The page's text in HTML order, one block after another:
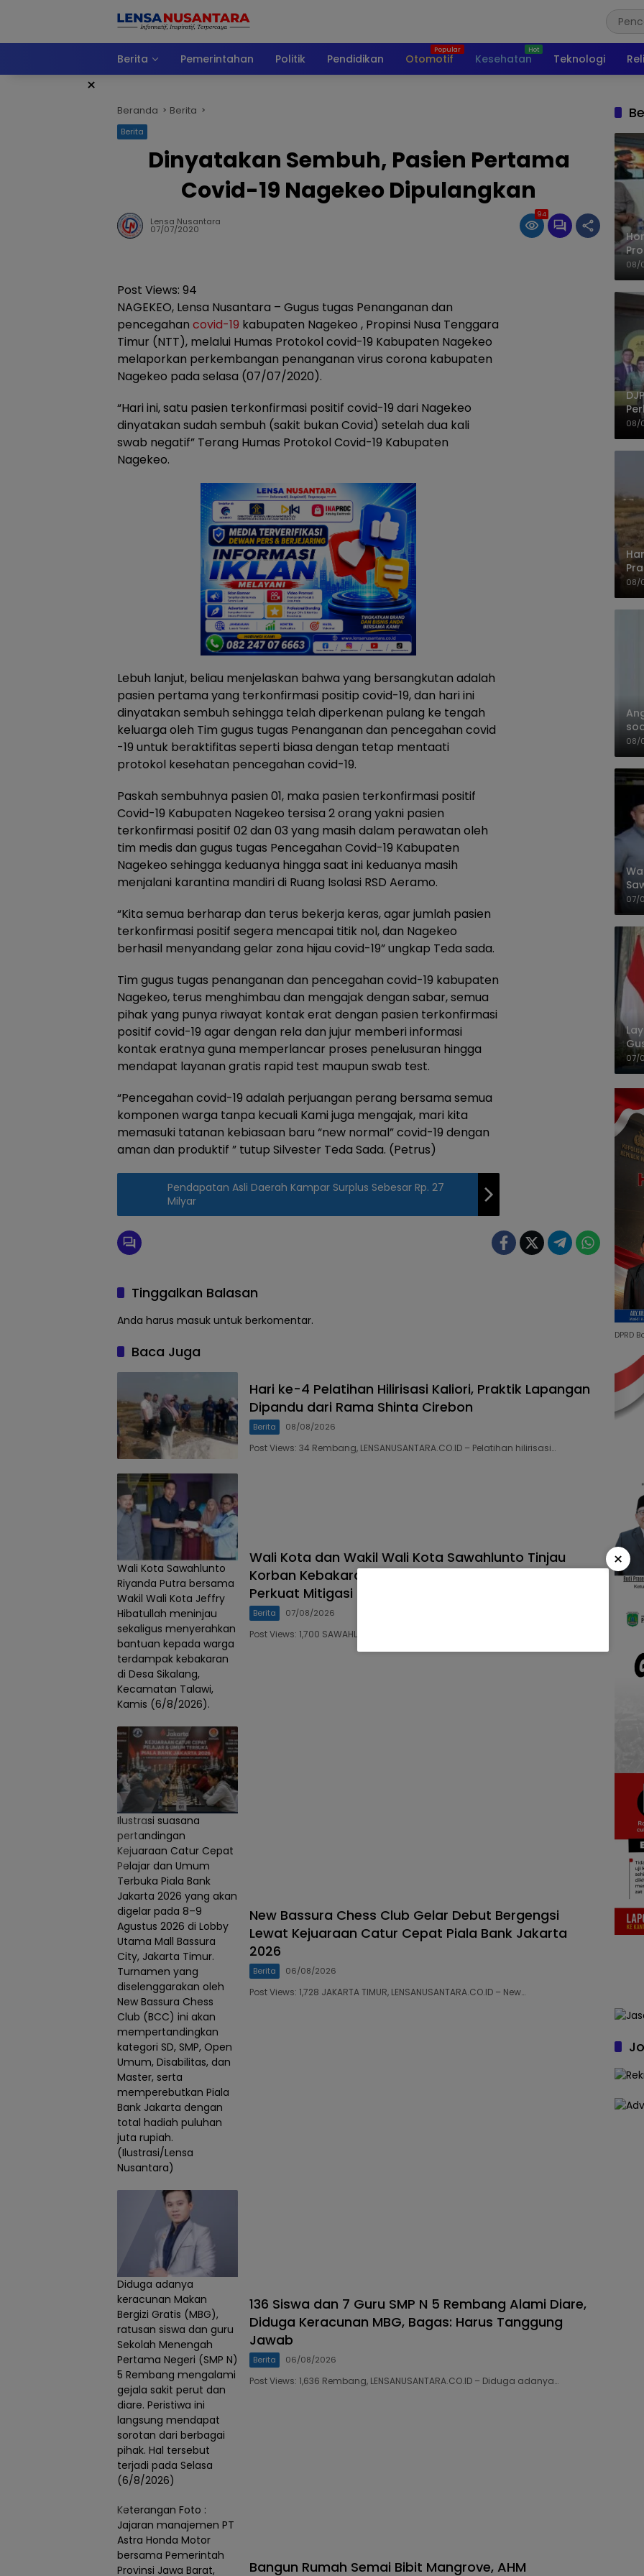
Berita
Pemerintahan Politik Pendidikan Otomotif Kesehatan Teknologi
×
Beranda Berita
Berita
Dinyatakan Sembuh, Pasien Pertama
Covid-19 Nagekeo Dipulangkan
Lensa Nusantara
07/07/2020
94
Post Views: 94
NAGEKEO, Lensa Nusantara – Gugus tugas Penanganan dan
pencegahan covid-19 kabupaten Nagekeo , Propinsi Nusa Tenggara
Timur (NTT), melalui Humas Protokol covid-19 Kabupaten Nagekeo
melaporkan perkembangan penanganan virus corona kabupaten
Nagekeo pada selasa (07/07/2020).
“Hari ini, satu pasien terkonfirmasi positif covid-19 dari Nagekeo
dinyatakan sudah sembuh (sakit bukan Covid) setelah dua kali
swab negatif” Terang Humas Protokol Covid-19 Kabupaten
Nagekeo.
Lebuh lanjut, beliau menjelaskan bahwa yang bersangkutan adalah
pasien pertama yang terkonfirmasi positip covid-19, dan hari ini
dinyatakan sembuh sehingga telah diperkenan pulang ke tengah
keluarga oleh Tim gugus tugas Penanganan dan pencegahan covid
-19 untuk beraktifitas seperti biasa dengan tetap mentaati
protokol kesehatan pencegahan covid-19.
Paskah sembuhnya pasien 01, maka pasien terkonfirmasi positif
Covid-19 Kabupaten Nagekeo tersisa 2 orang yakni pasien
terkonfirmasi positif 02 dan 03 yang masih dalam perawatan oleh
tim medis dan gugus tugas Pencegahan Covid-19 Kabupaten
Nagekeo sehingga keduanya hingga saat ini keduanya masih
menjalani karantina mandiri di Ruang Isolasi RSD Aeramo.
“Kita semua berharap dan terus bekerja keras, agar jumlah pasien
terkonfirmasi positif segera mencapai titik nol, dan Nagekeo
berhasil menyandang gelar zona hijau covid-19” ungkap Teda sada.
Tim gugus tugas penanganan dan pencegahan covid-19 kabupaten
Nagekeo, terus menghimbau dan mengajak dengan sabar, semua
pihak yang punya riwayat kontak erat dengan pasien terkonfirmasi
positif covid-19 agar dengan rela dan jujur memberi informasi
kontak eratnya guna memperlancar proses penelusuran hingga
mendapat layanan gratis rapid test maupun swab test.
“Pencegahan covid-19 adalah perjuangan perang bersama semua
komponen warga tanpa kecuali Kami juga mengajak, mari kita
memasuki tatanan kebiasaan baru “new normal” covid-19 dengan
aman dan produktif ” tutup Silvester Teda Sada. (Petrus)
Pendapatan Asli Daerah Kampar Surplus Sebesar Rp. 27
Milyar
Tinggalkan Balasan
Anda harus masuk untuk berkomentar.
Baca Juga
Hari ke-4 Pelatihan Hilirisasi Kaliori, Praktik Lapangan
Dipandu dari Rama Shinta Cirebon
Berita 08/08/2026
Post Views: 34 Rembang, LENSANUSANTARA.CO.ID – Pelatihan hilirisasi…
Wali Kota Sawahlunto
Riyanda Putra bersama
Wakil Wali Kota Jeffry
Hibatullah meninjau
sekaligus menyerahkan
bantuan kepada warga
terdampak kebakaran
di Desa Sikalang,
Kecamatan Talawi,
Kamis (6/8/2026).
Wali Kota dan Wakil Wali Kota Sawahlunto Tinjau
Korban Kebakaran di Sikalang, Pastikan Bantuan dan
Perkuat Mitigasi Bencana
Berita 07/08/2026
Post Views: 1,700 SAWAHLUNTO, LENSANUSANTARA.CO.ID – Wali Kota…
Ilustrasi suasana
pertandingan
Kejuaraan Catur Cepat
Pelajar dan Umum
Terbuka Piala Bank
Jakarta 2026 yang akan
digelar pada 8–9
Agustus 2026 di Lobby
Utama Mall Bassura
City, Jakarta Timur.
Turnamen yang
diselenggarakan oleh
New Bassura Chess
Club (BCC) ini akan
mempertandingkan
kategori SD, SMP, Open
Umum, Disabilitas, dan
Master, serta
memperebutkan Piala
Bank Jakarta dengan
total hadiah puluhan
juta rupiah.
(Ilustrasi/Lensa
Nusantara)
New Bassura Chess Club Gelar Debut Bergengsi
Lewat Kejuaraan Catur Cepat Piala Bank Jakarta
2026
Berita 06/08/2026
Post Views: 1,728 JAKARTA TIMUR, LENSANUSANTARA.CO.ID – New…
Diduga adanya
keracunan Makan
Bergizi Gratis (MBG),
ratusan siswa dan guru
Sekolah Menengah
Pertama Negeri (SMP N)
5 Rembang mengalami
gejala sakit perut dan
diare. Peristiwa ini
langsung mendapat
sorotan dari berbagai
pihak. Hal tersebut
terjadi pada Selasa
(6/8/2026)
136 Siswa dan 7 Guru SMP N 5 Rembang Alami Diare,
Diduga Keracunan MBG, Bagas: Harus Tanggung
Jawab
Berita 06/08/2026
Post Views: 1,636 Rembang, LENSANUSANTARA.CO.ID – Diduga adanya…
Keterangan Foto :
Jajaran manajemen PT
Astra Honda Motor
bersama Pemerintah
Provinsi Jawa Barat,
Bangun Rumah Semai Bibit Mangrove, AHM
08/
08/
08/
08/
07/
07/
DPRD
×